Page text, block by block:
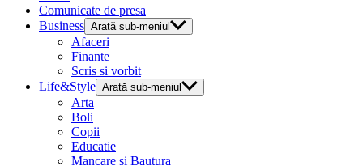
Comunicate de presa
Business Arată sub-meniul
Afaceri
Finante
Scris si vorbit
Life&Style Arată sub-meniul
Arta
Boli
Copii
Educatie
Mancare si Bautura